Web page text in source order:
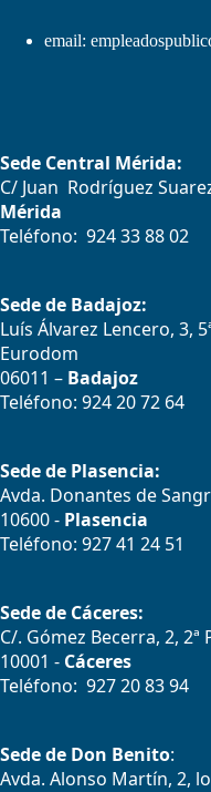
email:
Sede Central Mérida:
C/ Juan Rodríguez
Mérida
Teléfono: 924 33 88 02
Sede de Badajoz:
Luís Álvarez Lencero, 3,
Eurodom
06011 – Badajoz
Teléfono: 924 20 72 64
Sede de Plasencia:
Avda. Donantes de
10600 - Plasencia
Teléfono: 927 41 24 51
Sede de Cáceres:
C/. Gómez Becerra, 2, 2ª
10001 - Cáceres
Teléfono: 927 20 83 94
Sede de Don Benito:
Avda. Alonso Martín, 2,